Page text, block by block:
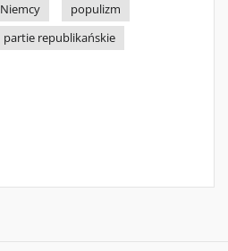
Niemcy
populizm
partie republikańskie